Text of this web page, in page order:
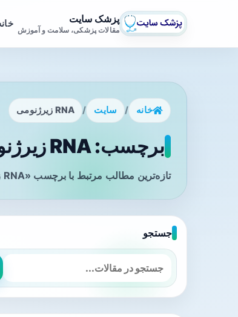
پزشک سایت
مقالات پزشکی، سلامت و آموزش
خانه / سایت / RNA زیرژنومی
برچسب: RNA زیرژنومی - صفحه 1
تازه‌ترین مطالب مرتبط با برچسب «RNA زیرژنومی» را در این صفحه مشاهده می‌کنید.
جستجو